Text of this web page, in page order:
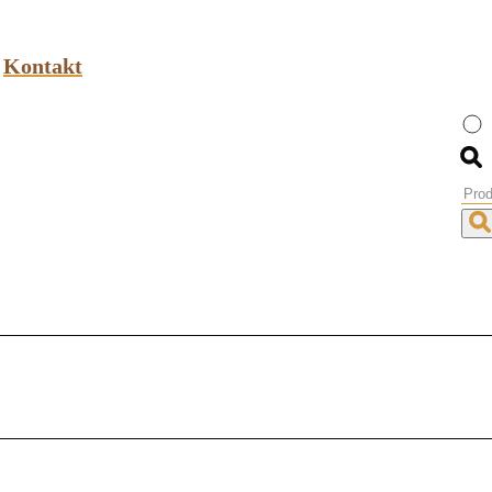
Kontakt